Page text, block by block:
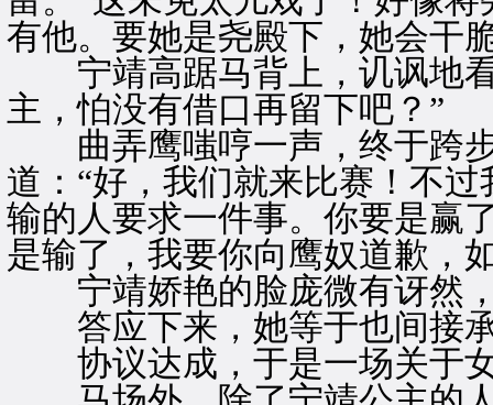
有他。要她是尧殿下，她会干
宁靖高踞马背上，讥讽地看
主，怕没有借口再留下吧？”
曲弄鹰嗤哼一声，终于跨步
道：“好，我们就来比赛！不
输的人要求一件事。你要是赢
是输了，我要你向鹰奴道歉，
宁靖娇艳的脸庞微有讶然，
答应下来，她等于也间接承
协议达成，于是一场关于